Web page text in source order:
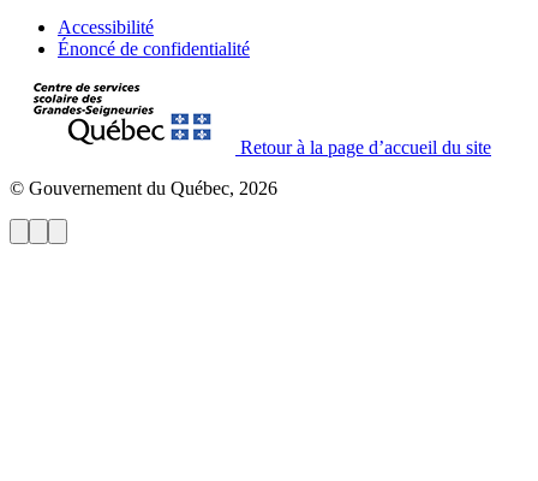
Accessibilité
Énoncé de confidentialité
Retour à la page d’accueil du site
© Gouvernement du Québec, 2026